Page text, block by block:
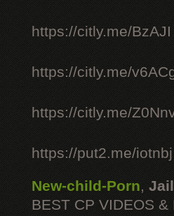
https://citly.me/BzAJI
https://citly.me/
https://citly.me/
https://put2.me/iotnbj
New-child-Porn,
BEST CP VIDEOS &